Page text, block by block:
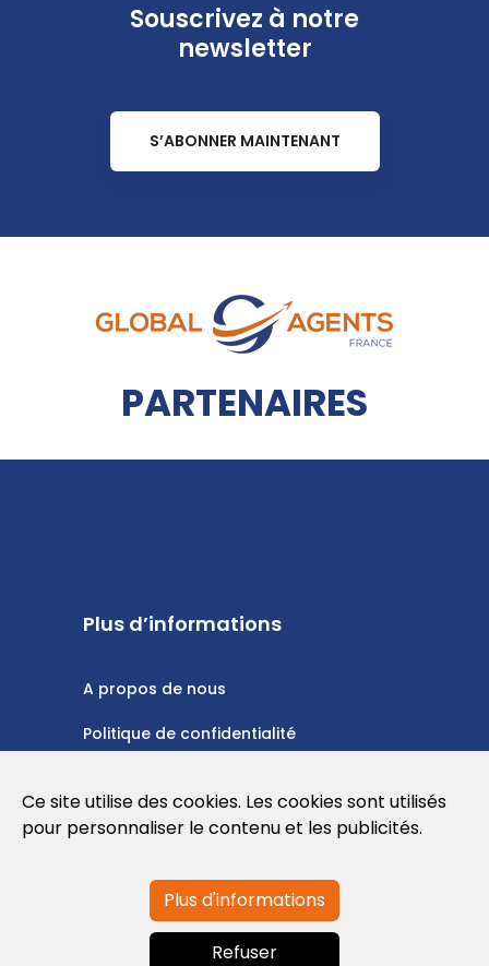
Souscrivez à notre
newsletter
S’ABONNER MAINTENANT
PARTENAIRES
Plus d’informations
A propos de nous
Politique de confidentialité
Conditions d'utilisation
Contactez-nous
info@globalagents.net
Ce site utilise des cookies. Les cookies sont utilisés
pour personnaliser le contenu et les publicités.
Plus d'informations
Refuser